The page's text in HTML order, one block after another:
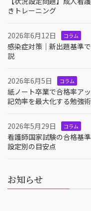
きトレーニング
2026年6月12日 コラム
感染症対策｜新出題基準
説
2026年6月5日 コラム
紙ノート卒業で合格率ア
記効率を最大化する勉強術
2026年5月29日 コラム
看護師国家試験の合格基
設定別の目安点
お知らせ